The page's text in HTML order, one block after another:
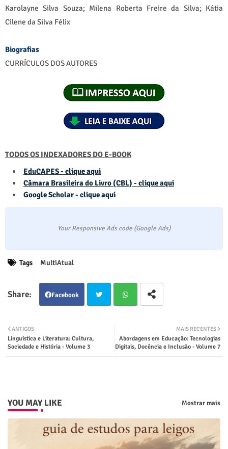
Karolayne Silva Souza; Milena Roberta Freire da Silva; Kátia
Cilene da Silva Félix
Biografias
CURRÍCULOS DOS AUTORES
TODOS OS INDEXADORES DO E-BOOK
EduCAPES - clique aqui
Câmara Brasileira do Livro (CBL) - clique aqui
Google Scholar - clique aqui
Your Responsive Ads code (Google Ads)
Tags MultiAtual
Facebook
tsap
MAIS RECENTES
Abordagens em Educação: Tecnologias
Digitais, Docência e Inclusão - Volume 7
ANTIGOS
Linguística e Literatura: Cultura,
Sociedade e História - Volume 3
YOU MAY LIKE Mostrar mais